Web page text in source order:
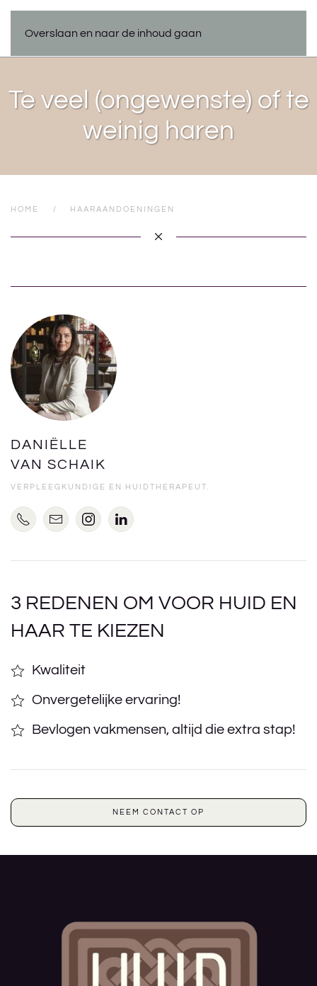
Overslaan en naar de inhoud gaan
Te veel (ongewenste) of te
weinig haren
HOME HAARAANDOENINGEN
DANIËLLE
VAN SCHAIK
VERPLEEGKUNDIGE EN HUIDTHERAPEUT.
3 REDENEN OM VOOR HUID EN
HAAR TE KIEZEN
Kwaliteit
Onvergetelijke ervaring!
Bevlogen vakmensen, altijd die extra stap!
NEEM CONTACT OP